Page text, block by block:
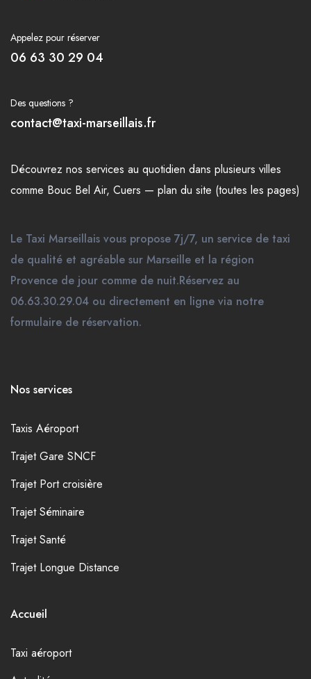
Appelez pour réserver
06 63 30 29 04
Des questions ?
contact@taxi-marseillais.fr
Découvrez nos services au quotidien dans plusieurs villes
comme Bouc Bel Air, Cuers — plan du site (toutes les pages)
Le Taxi Marseillais vous propose 7j/7, un service de taxi
de qualité et agréable sur Marseille et la région
Provence de jour comme de nuit.Réservez au
06.63.30.29.04 ou directement en ligne via notre
formulaire de réservation.
Nos services
Taxis Aéroport
Trajet Gare SNCF
Trajet Port croisière
Trajet Séminaire
Trajet Santé
Trajet Longue Distance
Accueil
Taxi aéroport